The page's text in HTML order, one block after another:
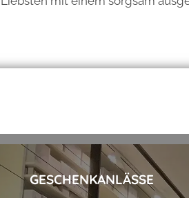
GESCHENKANLÄSSE